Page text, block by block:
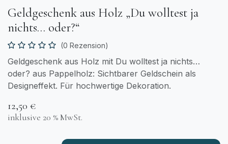
Geldgeschenk aus Holz „Du wolltest ja
nichts… oder?“
(0 Rezension)
Geldgeschenk aus Holz mit Du wolltest ja nichts…
oder? aus Pappelholz: Sichtbarer Geldschein als
Designeffekt. Für hochwertige Dekoration.
12,50 €
inklusive 20 % MwSt.